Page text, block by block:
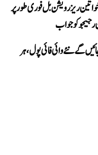
ریزرویشن بل فوری طور پر
رجیجو کو جواب
گے نئے وائی فائی پول، ہر